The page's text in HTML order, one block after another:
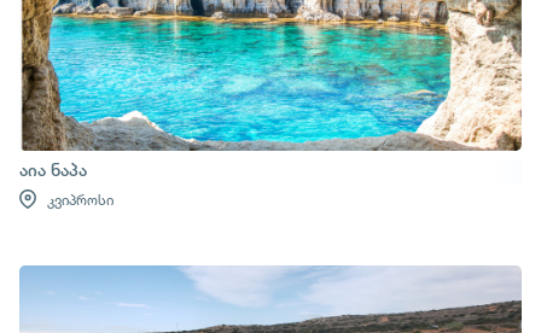
აია ნაპა
კვიპროსი